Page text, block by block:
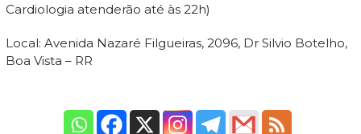
Cardiologia atenderão até às 22h)
Local: Avenida Nazaré Filgueiras, 2096, Dr Silvio Botelho,
Boa Vista – RR